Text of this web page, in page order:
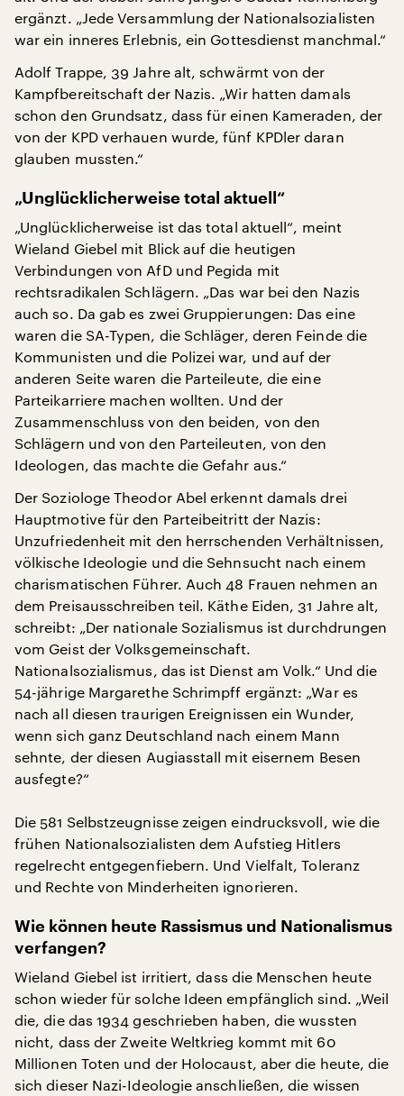
ergänzt. „Jede Versammlung der Nationalsozialisten
war ein inneres Erlebnis, ein Gottesdienst manchmal.“
Adolf Trappe, 39 Jahre alt, schwärmt von der
Kampfbereitschaft der Nazis. „Wir hatten damals
schon den Grundsatz, dass für einen Kameraden, der
von der KPD verhauen wurde, fünf KPDler daran
glauben mussten.“
„Unglücklicherweise total aktuell“
„Unglücklicherweise ist das total aktuell“, meint
Wieland Giebel mit Blick auf die heutigen
Verbindungen von AfD und Pegida mit
rechtsradikalen Schlägern. „Das war bei den Nazis
auch so. Da gab es zwei Gruppierungen: Das eine
waren die SA-Typen, die Schläger, deren Feinde die
Kommunisten und die Polizei war, und auf der
anderen Seite waren die Parteileute, die eine
Parteikarriere machen wollten. Und der
Zusammenschluss von den beiden, von den
Schlägern und von den Parteileuten, von den
Ideologen, das machte die Gefahr aus.“
Der Soziologe Theodor Abel erkennt damals drei
Hauptmotive für den Parteibeitritt der Nazis:
Unzufriedenheit mit den herrschenden Verhältnissen,
völkische Ideologie und die Sehnsucht nach einem
charismatischen Führer. Auch 48 Frauen nehmen an
dem Preisausschreiben teil. Käthe Eiden, 31 Jahre alt,
schreibt: „Der nationale Sozialismus ist durchdrungen
vom Geist der Volksgemeinschaft.
Nationalsozialismus, das ist Dienst am Volk.“ Und die
54-jährige Margarethe Schrimpff ergänzt: „War es
nach all diesen traurigen Ereignissen ein Wunder,
wenn sich ganz Deutschland nach einem Mann
sehnte, der diesen Augiasstall mit eisernem Besen
ausfegte?“
Die 581 Selbstzeugnisse zeigen eindrucksvoll, wie die
frühen Nationalsozialisten dem Aufstieg Hitlers
regelrecht entgegenfiebern. Und Vielfalt, Toleranz
und Rechte von Minderheiten ignorieren.
Wie können heute Rassismus und Nationalismus
verfangen?
Wieland Giebel ist irritiert, dass die Menschen heute
schon wieder für solche Ideen empfänglich sind. „Weil
die, die das 1934 geschrieben haben, die wussten
nicht, dass der Zweite Weltkrieg kommt mit 60
Millionen Toten und der Holocaust, aber die heute, die
sich dieser Nazi-Ideologie anschließen, die wissen